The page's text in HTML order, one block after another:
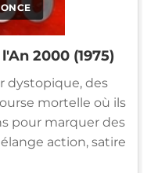
2000 (1975)
dystopique, des
mortelle où ils
pour marquer des
action, satire